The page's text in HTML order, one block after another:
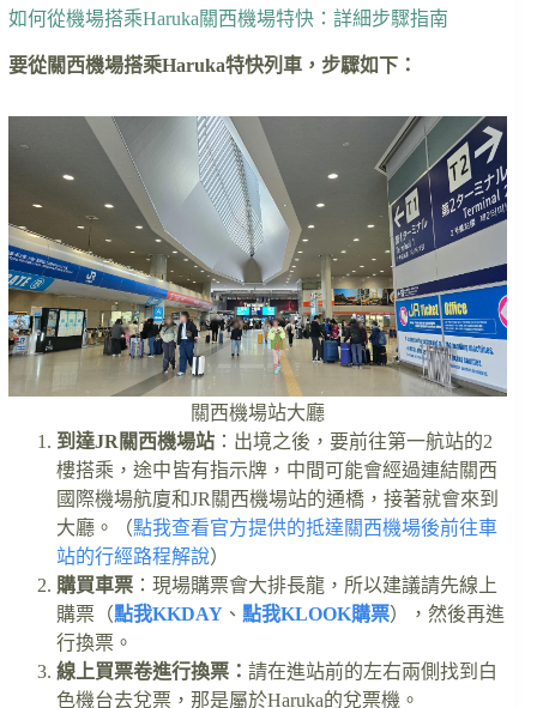
如何從機場搭乘Haruka關西機場特快：詳細步驟指南
要從關西機場搭乘Haruka特快列車，步驟如下：
關西機場站大廳
到達JR關西機場站 ：出境之後，要前往第一航站的2
樓搭乘，途中皆有指示牌，中間可能會經過連結關西
國際機場航廈和JR關西機場站的通橋，接著就會來到
大廳。（點我查看官方提供的抵達關西機場後前往車
站的行經路程解說）
購買車票 ：現場購票會大排長龍，所以建議請先線上
購票（點我KKDAY 、 點我KLOOK購票），然後再進
行換票。
線上買票卷進行換票： 請在進站前的左右兩側找到白
色機台去兌票，那是屬於Haruka的兌票機。